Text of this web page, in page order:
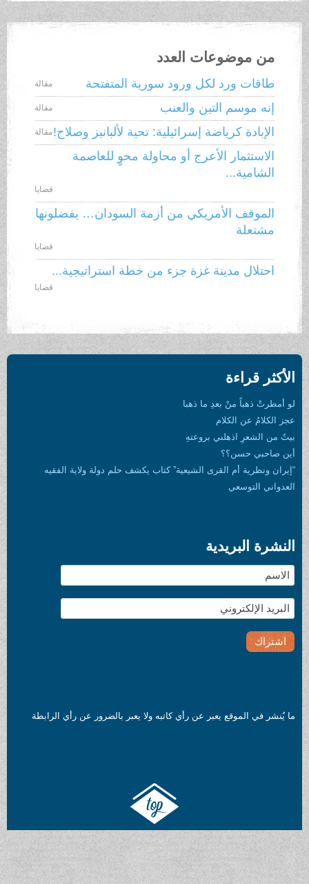
من موضوعات العدد
طاقات ورد لكل ورود سورية المتفتحة مقالة
إنه موسم التين والعنب مقالة
الإبادة كرياضة إسرائيلية: تحية لألبانيز وصلاح!مقالة
الاستثمار الأعرج أو محاولة محوٍ للعاصمة
الشامية...
قضايا
الموقف الأمريكي من أزمة السودان… يفضلونها
مشتعلة
قضايا
احتلال مدينة غزة جزء من خطة استراتيجية...
قضايا
الأكثر قراءة
لو أمطرتْ ذهباً منْ بعدِ ما ذهبا
عجز الكلامُ عن الكلام
بيتٌ من الشعرِ اذهلني بروعتهِ
أين صاحبي حسن؟؟
“إيران ونظرية أم القرى الشيعية” كتاب يكشف حلم دولة ولاية الفقيه
العدواني التوسعي
النشرة البريدية
ما يُنشر في الموقع يعبر عن رأي كاتبه ولا يعبر بالضرور عن رأي الرابطة